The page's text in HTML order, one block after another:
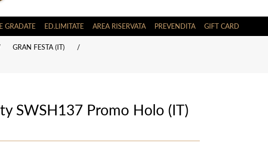
GRADATE ED.LIMITATE AREA RISERVATA PREVENDITA GIFT CARD
GRAN FESTA (IT)
/
SWSH137 Promo Holo (IT)